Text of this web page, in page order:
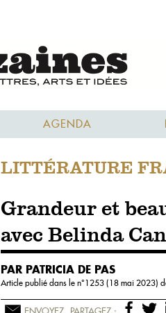
AGENDA
LITTÉRATURE
Grandeur et
avec Belinda
PAR PATRICIA DE PAS
Article publié dans le n°1253 (18 mai 2023)
ENVOYEZ PARTAGEZ :